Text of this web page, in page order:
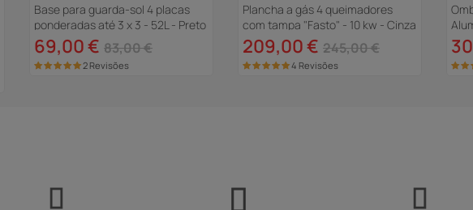
Base para guarda-sol 4 placas
ponderadas até 3 x 3 - 52L - Preto
69,00 € 83,00 €
2 Revisões
Plancha a gás 4 queimadores
com tampa "Fasto" - 10 kw - Cinza
209,00 € 245,00 €
4 Revisões
4 m